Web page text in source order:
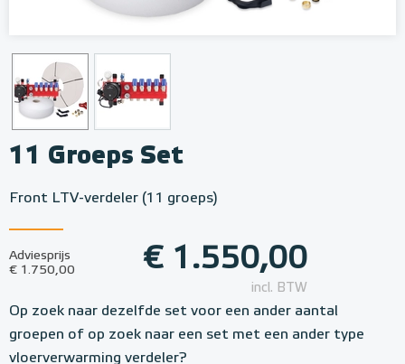
11 Groeps Set
Front LTV-verdeler (11 groeps)
Adviesprijs
€ 1.750,00
€ 1.550,00
incl. BTW
Op zoek naar dezelfde set voor een ander aantal
groepen of op zoek naar een set met een ander type
vloerverwarming verdeler?